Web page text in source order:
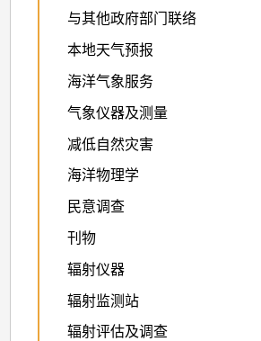
与其他政府部门联络
本地天气预报
海洋气象服务
气象仪器及测量
减低自然灾害
海洋物理学
民意调查
刊物
辐射仪器
辐射监测站
辐射评估及调查